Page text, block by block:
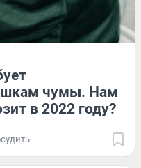
чумы. Нам
в 2022 году?